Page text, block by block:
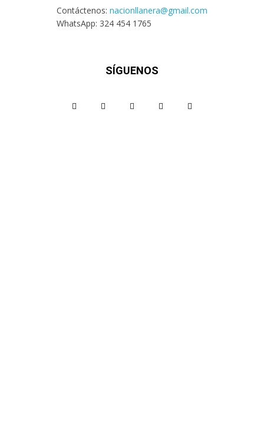
Contáctenos: nacionllanera@gmail.com
WhatsApp: 324 454 1765
SÍGUENOS